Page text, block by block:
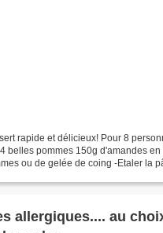
rapide et délicieux! Pour 8
belles pommes 150g d'amandes
ou de gelée de coing -Etaler la
allergiques.... au